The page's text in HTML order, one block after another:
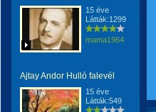
15 éve
Látták:1299
mama1964
Ajtay Andor Hulló falevél
15 éve
Látták:549